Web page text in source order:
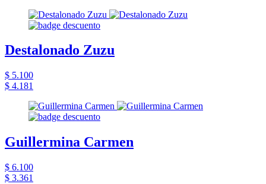
Destalonado Zuzu
$ 5.100
$ 4.181
Guillermina Carmen
$ 6.100
$ 3.361